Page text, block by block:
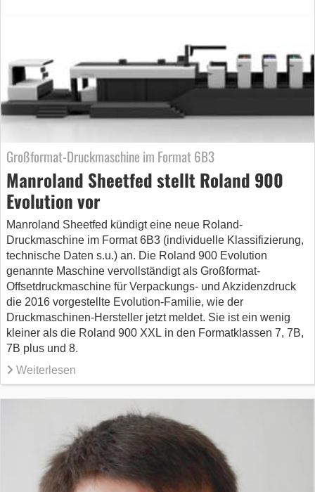
Großformat-Druckmaschine im Format 6B3
Manroland Sheetfed stellt Roland 900
Evolution vor
Manroland Sheetfed kündigt eine neue Roland-
Druckmaschine im Format 6B3 (individuelle Klassifizierung,
technische Daten s.u.) an. Die Roland 900 Evolution
genannte Maschine vervollständigt als Großformat-
Offsetdruckmaschine für Verpackungs- und Akzidenzdruck
die 2016 vorgestellte Evolution-Familie, wie der
Druckmaschinen-Hersteller jetzt meldet. Sie ist ein wenig
kleiner als die Roland 900 XXL in den Formatklassen 7, 7B,
7B plus und 8.
Weiterlesen